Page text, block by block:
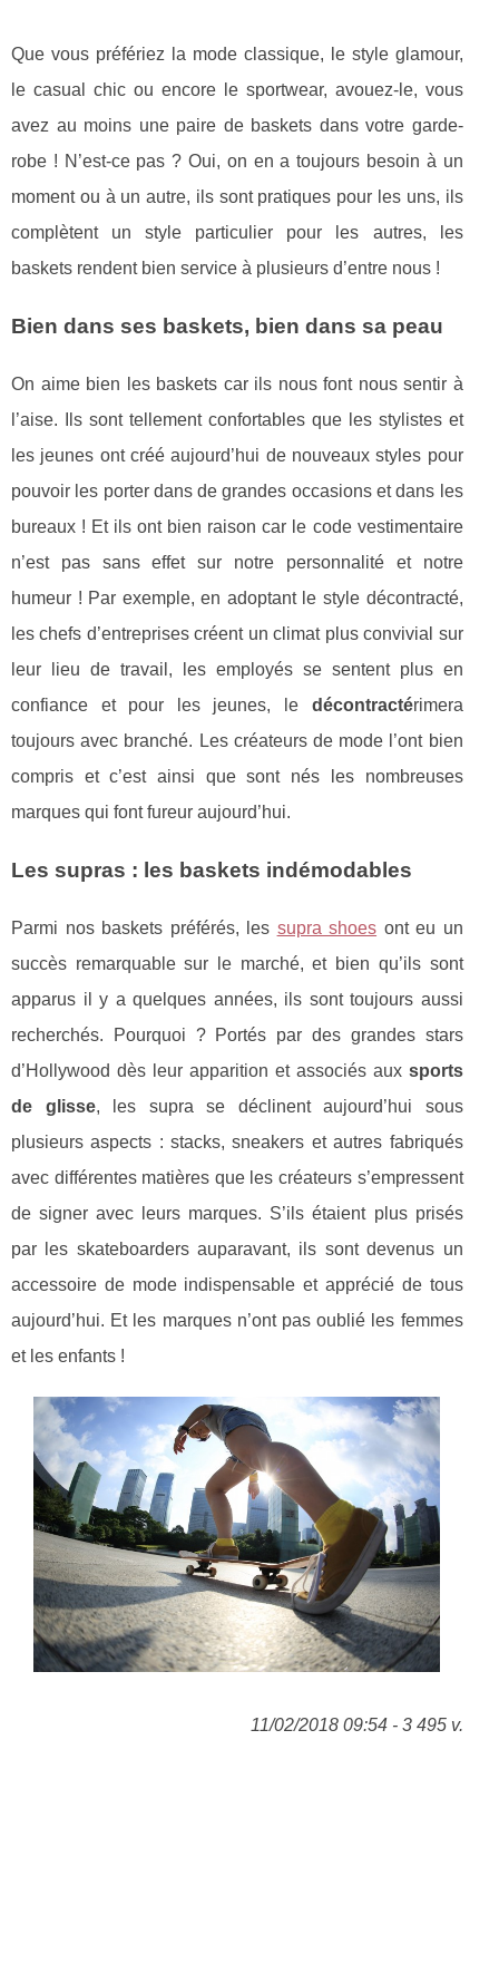
Que vous préfériez la mode classique, le style glamour,
le casual chic ou encore le sportwear, avouez-le, vous
avez au moins une paire de baskets dans votre garde-
robe ! N’est-ce pas ? Oui, on en a toujours besoin à un
moment ou à un autre, ils sont pratiques pour les uns, ils
complètent un style particulier pour les autres, les
baskets rendent bien service à plusieurs d’entre nous !
Bien dans ses baskets, bien dans sa peau
On aime bien les baskets car ils nous font nous sentir à
l’aise. Ils sont tellement confortables que les stylistes et
les jeunes ont créé aujourd’hui de nouveaux styles pour
pouvoir les porter dans de grandes occasions et dans les
bureaux ! Et ils ont bien raison car le code vestimentaire
n’est pas sans effet sur notre personnalité et notre
humeur ! Par exemple, en adoptant le style décontracté,
les chefs d’entreprises créent un climat plus convivial sur
leur lieu de travail, les employés se sentent plus en
confiance et pour les jeunes, le décontractérimera
toujours avec branché. Les créateurs de mode l’ont bien
compris et c’est ainsi que sont nés les nombreuses
marques qui font fureur aujourd’hui.
Les supras : les baskets indémodables
Parmi nos baskets préférés, les supra shoes ont eu un
succès remarquable sur le marché, et bien qu’ils sont
apparus il y a quelques années, ils sont toujours aussi
recherchés. Pourquoi ? Portés par des grandes stars
d’Hollywood dès leur apparition et associés aux sports
de glisse, les supra se déclinent aujourd’hui sous
plusieurs aspects : stacks, sneakers et autres fabriqués
avec différentes matières que les créateurs s’empressent
de signer avec leurs marques. S’ils étaient plus prisés
par les skateboarders auparavant, ils sont devenus un
accessoire de mode indispensable et apprécié de tous
aujourd’hui. Et les marques n’ont pas oublié les femmes
et les enfants !
11/02/2018 09:54 - 3 495 v.